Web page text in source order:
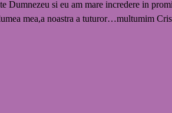
Dumnezeu si eu am mare incredere in
mea,a noastra a tuturor…multumim